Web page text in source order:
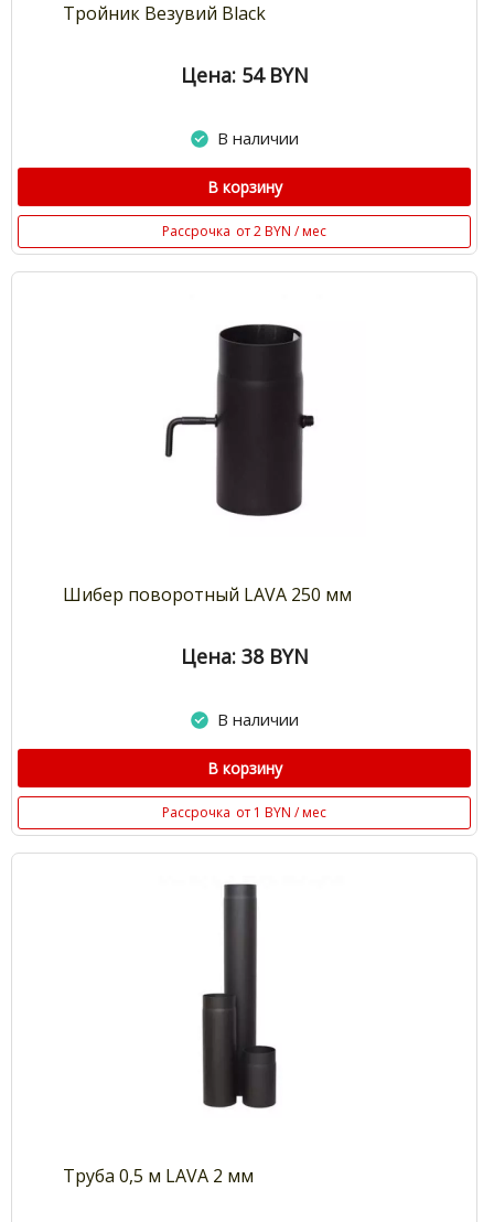
Тройник Везувий Black
Цена: 54 BYN
В наличии
В корзину
Рассрочка от 2 BYN / мес
Шибер поворотный LAVA 250 мм
Цена: 38 BYN
В наличии
В корзину
Рассрочка от 1 BYN / мес
Труба 0,5 м LAVA 2 мм